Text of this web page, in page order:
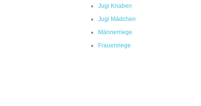
Jugi Knaben
Jugi Mädchen
Männerriege
Frauenriege